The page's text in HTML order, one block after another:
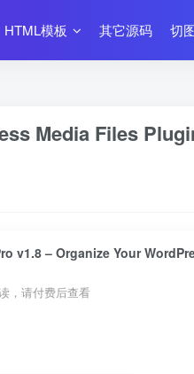
HTML模板 其它源码 切
Media Files
v1.8 – Organize Your
，请付费后查看